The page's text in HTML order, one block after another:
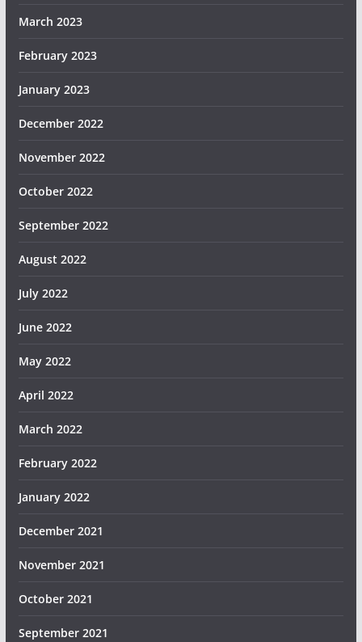
March 2023
February 2023
January 2023
December 2022
November 2022
October 2022
September 2022
August 2022
July 2022
June 2022
May 2022
April 2022
March 2022
February 2022
January 2022
December 2021
November 2021
October 2021
September 2021